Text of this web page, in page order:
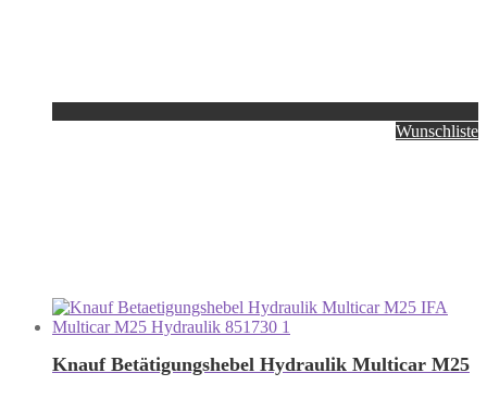
Wunschliste
Knauf Betätigungshebel Hydraulik Multicar M25